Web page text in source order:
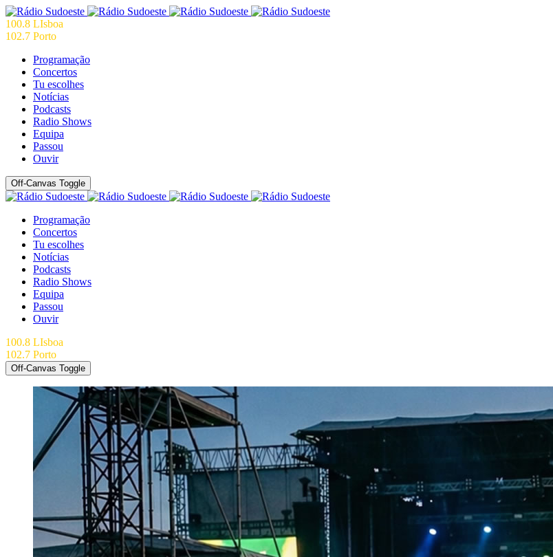
100.8 LIsboa
102.7 Porto
Programação
Concertos
Tu escolhes
Notícias
Podcasts
Radio Shows
Equipa
Passou
Ouvir
Off-Canvas Toggle
Programação
Concertos
Tu escolhes
Notícias
Podcasts
Radio Shows
Equipa
Passou
Ouvir
100.8 LIsboa
102.7 Porto
Off-Canvas Toggle